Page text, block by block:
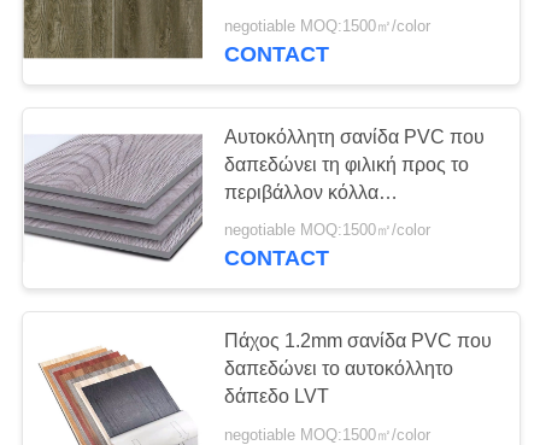
negotiable MOQ:1500㎡/color
CONTACT
Αυτοκόλλητη σανίδα PVC που
δαπεδώνει τη φιλική προς το
περιβάλλον κόλλα
αντιδιαβρωτική
negotiable MOQ:1500㎡/color
CONTACT
Πάχος 1.2mm σανίδα PVC που
δαπεδώνει το αυτοκόλλητο
δάπεδο LVT
negotiable MOQ:1500㎡/color